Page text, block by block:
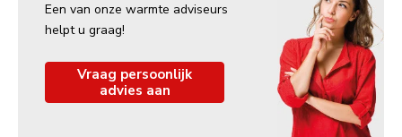
Een van onze warmte adviseurs
helpt u graag!
Vraag persoonlijk
advies aan